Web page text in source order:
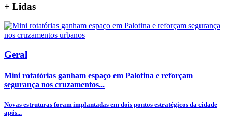
+ Lidas
Geral
Mini rotatórias ganham espaço em Palotina e reforçam
segurança nos cruzamentos...
Novas estruturas foram implantadas em dois pontos estratégicos da cidade
após...